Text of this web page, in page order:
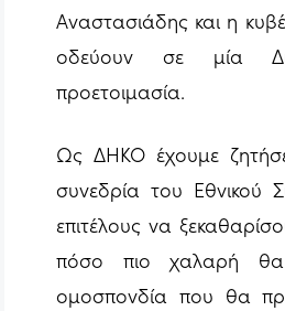
Αναστασιάδης και η
οδεύουν σε μία
προετοιμασία.
Ως ΔΗΚΟ έχουμε
συνεδρία του Εθνικού
επιτέλους να
πόσο πιο χαλαρή
ομοσπονδία που θα